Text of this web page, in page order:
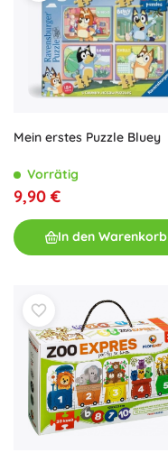
Mein erstes Puzzle Bluey
Vorrätig
9,90 €
In den Warenkorb